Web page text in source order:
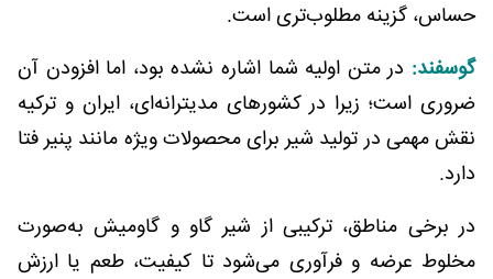
حساس، گزینه مطلوب‌تری است.
گوسفند: در متن اولیه شما اشاره نشده بود، اما افزودن آن
ضروری است؛ زیرا در کشورهای مدیترانه‌ای، ایران و ترکیه
نقش مهمی در تولید شیر برای محصولات ویژه مانند پنیر فتا
دارد.
در برخی مناطق، ترکیبی از شیر گاو و گاومیش به‌صورت
مخلوط عرضه و فرآوری می‌شود تا کیفیت، طعم یا ارزش